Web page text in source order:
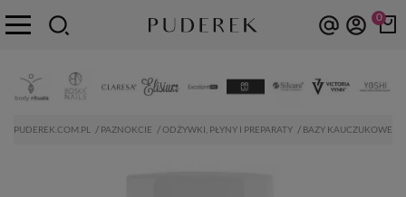
0
PUDEREK.COM.PL PAZNOKCIE ODŻYWKI, PŁYNY I PREPARATY BAZY KAUCZUKOWE